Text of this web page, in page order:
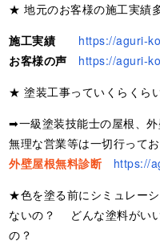
★ 地元のお客様の施工実績
施工実績
https://aguri-
お客様の声
https://aguri-
★ 塗装工事っていくらくら
➡一級塗装技能士の屋根、外
無理な営業等は一切行ってお
外壁屋根無料診断
https://
★色を塗る前にシミュレー
ないの？ どんな塗料がい
の？